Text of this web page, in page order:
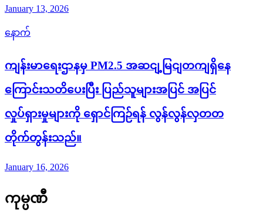
January 13, 2026
နောက်
ကျန်းမာရေးဌာနမှ PM2.5 အဆငျ့မြငျတကျရှိနေ
ကြောင်းသတိပေးပြီး ပြည်သူများအပြင် အပြင်
လှုပ်ရှားမှုများကို ရှောင်ကြဉ်ရန် လွန်လွန်လှတတ
တိုက်တွန်းသည်။
January 16, 2026
ကုမ္ပဏီ